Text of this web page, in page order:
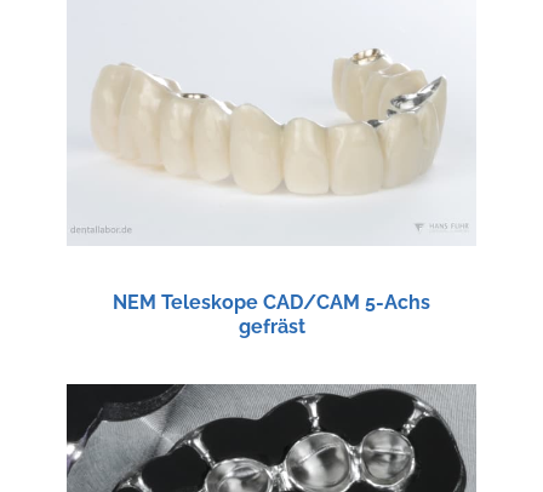
NEM Teleskope CAD/CAM 5-Achs
gefräst